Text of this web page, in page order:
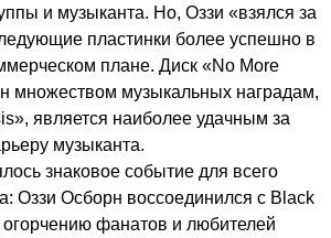
и музыканта. Но, Оззи «взялся за
пластинки более успешно в
плане. Диск «No More
множеством музыкальных наградам,
», является наиболее удачным за
музыканта.
знаковое событие для всего
Оззи Осборн воссоединился с Black
огорчению фанатов и любителей